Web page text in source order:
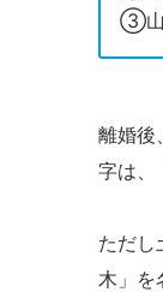
③山
離婚後
字は、
ただし
木」を